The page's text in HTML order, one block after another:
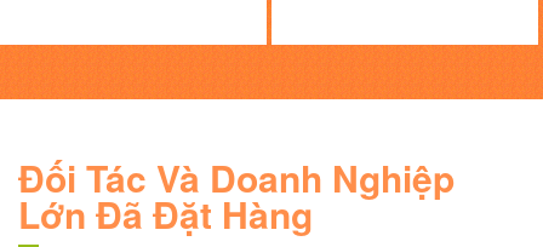
Đối Tác Và Doanh Nghiệp
Lớn Đã Đặt Hàng